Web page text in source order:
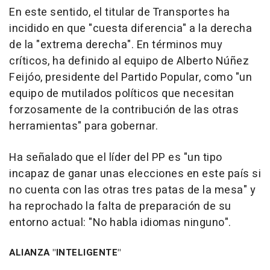
En este sentido, el titular de Transportes ha
incidido en que "cuesta diferencia" a la derecha
de la "extrema derecha". En términos muy
críticos, ha definido al equipo de Alberto Núñez
Feijóo, presidente del Partido Popular, como "un
equipo de mutilados políticos que necesitan
forzosamente de la contribución de las otras
herramientas" para gobernar.
Ha señalado que el líder del PP es "un tipo
incapaz de ganar unas elecciones en este país si
no cuenta con las otras tres patas de la mesa" y
ha reprochado la falta de preparación de su
entorno actual: "No habla idiomas ninguno".
ALIANZA "INTELIGENTE"